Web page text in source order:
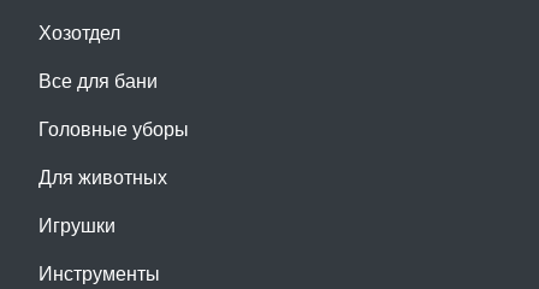
Хозотдел
Все для бани
Головные уборы
Для животных
Игрушки
Инструменты